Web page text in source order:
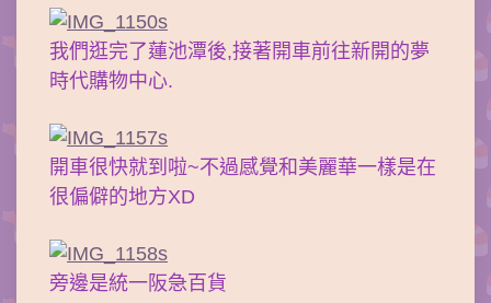
我們逛完了蓮池潭後,接著開車前往新開的夢
時代購物中心.
開車很快就到啦~不過感覺和美麗華一樣是在
很偏僻的地方XD
旁邊是統一阪急百貨